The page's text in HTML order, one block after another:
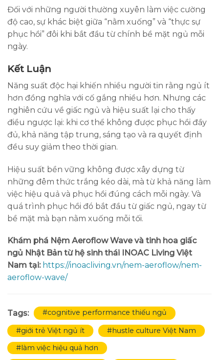
Đối với những người thường xuyên làm việc cường
độ cao, sự khác biệt giữa “nằm xuống” và “thực sự
phục hồi” đôi khi bắt đầu từ chính bề mặt ngủ mỗi
ngày.
Kết Luận
Năng suất độc hại khiến nhiều người tin rằng ngủ ít
hơn đồng nghĩa với cố gắng nhiều hơn. Nhưng các
nghiên cứu về giấc ngủ và hiệu suất lại cho thấy
điều ngược lại: khi cơ thể không được phục hồi đầy
đủ, khả năng tập trung, sáng tạo và ra quyết định
đều suy giảm theo thời gian.
Hiệu suất bền vững không được xây dựng từ
những đêm thức trắng kéo dài, mà từ khả năng làm
việc hiệu quả và phục hồi đúng cách mỗi ngày. Và
quá trình phục hồi đó bắt đầu từ giấc ngủ, ngay từ
bề mặt mà bạn nằm xuống mỗi tối.
Khám phá Nệm Aeroflow Wave và tinh hoa giấc
ngủ Nhật Bản từ hệ sinh thái INOAC Living Việt
Nam tại: https://inoacliving.vn/nem-aeroflow/nem-
aeroflow-wave/
Tags: #cognitive performance thiếu ngủ
#giới trẻ Việt ngủ ít
#hustle culture Việt Nam
#làm việc hiệu quả hơn